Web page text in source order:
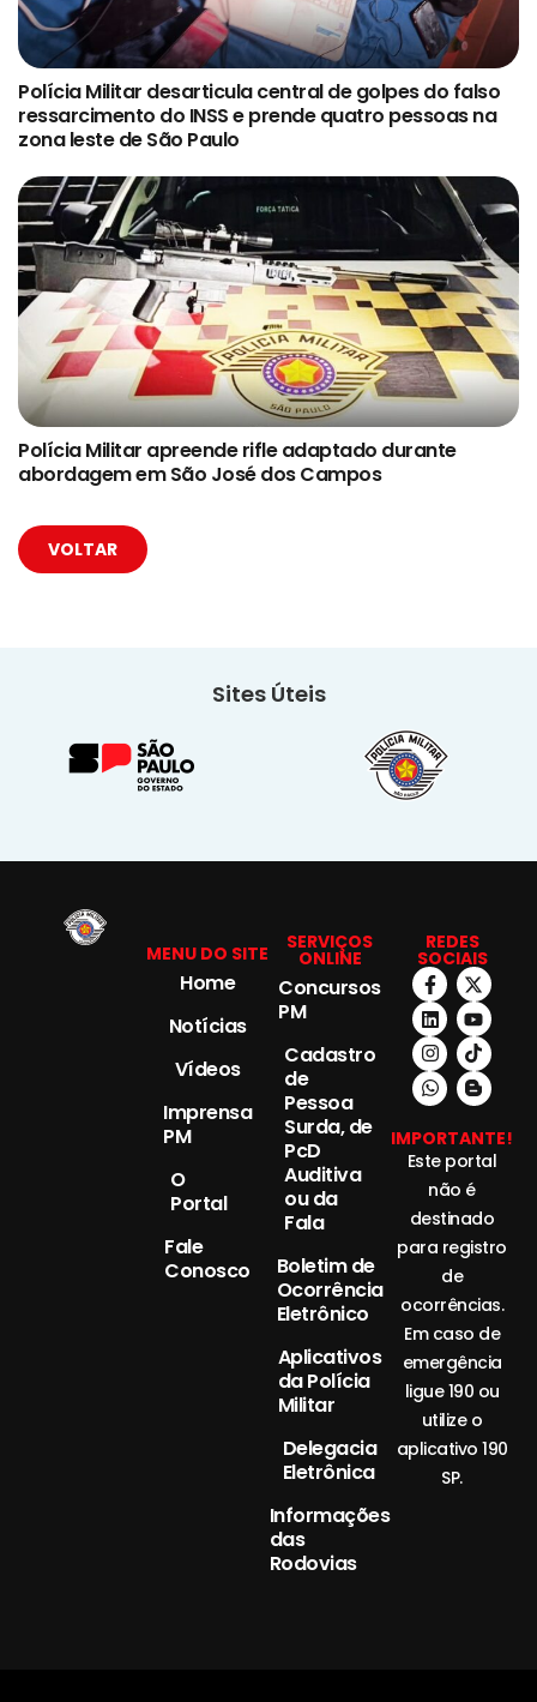
Polícia Militar desarticula central de golpes do falso
ressarcimento do INSS e prende quatro pessoas na
zona leste de São Paulo
Polícia Militar apreende rifle adaptado durante
abordagem em São José dos Campos
VOLTAR
Sites Úteis
MENU DO SITE
Home
Notícias
Vídeos
Imprensa
PM
O
Portal
Fale
Conosco
SERVIÇOS
ONLINE
Concursos
PM
Cadastro
de
Pessoa
Surda, de
PcD
Auditiva
ou da
Fala
Boletim de
Ocorrência
Eletrônico
Aplicativos
da Polícia
Militar
Delegacia
Eletrônica
Informações
das
Rodovias
REDES
SOCIAIS
IMPORTANTE!
Este portal
não é
destinado
para registro
de
ocorrências.
Em caso de
emergência
ligue 190 ou
utilize o
aplicativo 190
SP.